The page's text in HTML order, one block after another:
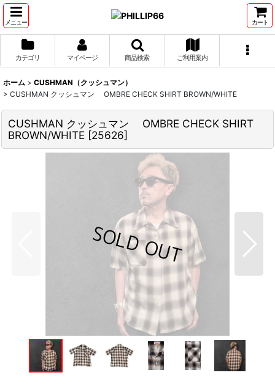
メニュー カート
カテゴリ マイページ 商品検索 ご利用案内
ホーム > CUSHMAN（クッシュマン）
> CUSHMAN クッシュマン OMBRE CHECK SHIRT BROWN/WHITE
CUSHMAN クッシュマン OMBRE CHECK SHIRT
BROWN/WHITE [25626]